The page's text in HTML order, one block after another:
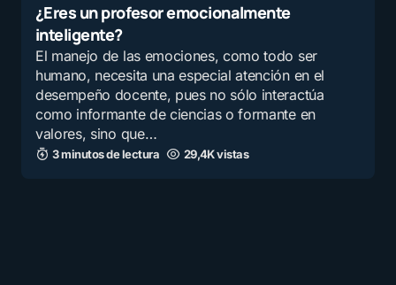
¿Eres un profesor emocionalmente
inteligente?
El manejo de las emociones, como todo ser
humano, necesita una especial atención en el
desempeño docente, pues no sólo interactúa
como informante de ciencias o formante en
valores, sino que…
3 minutos de lectura 29,4K vistas